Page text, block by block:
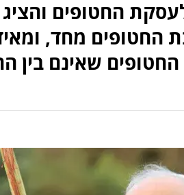
החטופים
החטופים מחד,
שאינם בין